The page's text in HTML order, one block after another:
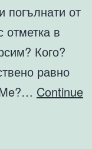
погълнати от
отметка в
Кого?
равно
Continue